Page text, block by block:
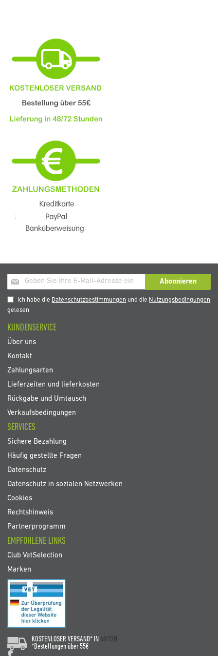
Melden
Sie
sich
für
Newsletter
an:
Abonnieren
Ich habe die Datenschutzbestimmungen und die Nutzungsbedingungen
gelesen
KUNDENSERVICE
Über uns
Kontakt
Zahlungsarten
Lieferzeiten und lieferkosten
Rückgabe und Umtausch
Verkaufsbedingungen
SERVICES
Sichere Bezahlung
Häufig gestellte Fragen
Datenschutz
Datenschutz in sozialen Netzwerken
Cookies
Rechtshinweis
Partnerprogramm
EMPFOHLENE LINKS
Club VetSelection
Marken
KOSTENLOSER VERSAND* IN 48/72H
*Bestellungen über 55€